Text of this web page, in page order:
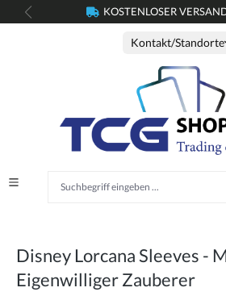
springen KOSTENLOSER
Kontakt/Standorte
Disney Lorcana Sleeves -
Eigenwilliger Zauberer